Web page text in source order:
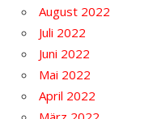
August 2022
Juli 2022
Juni 2022
Mai 2022
April 2022